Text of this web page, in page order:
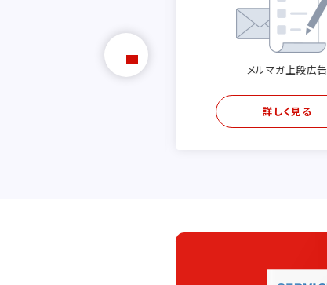
メルマガ上段広告
詳しく見る